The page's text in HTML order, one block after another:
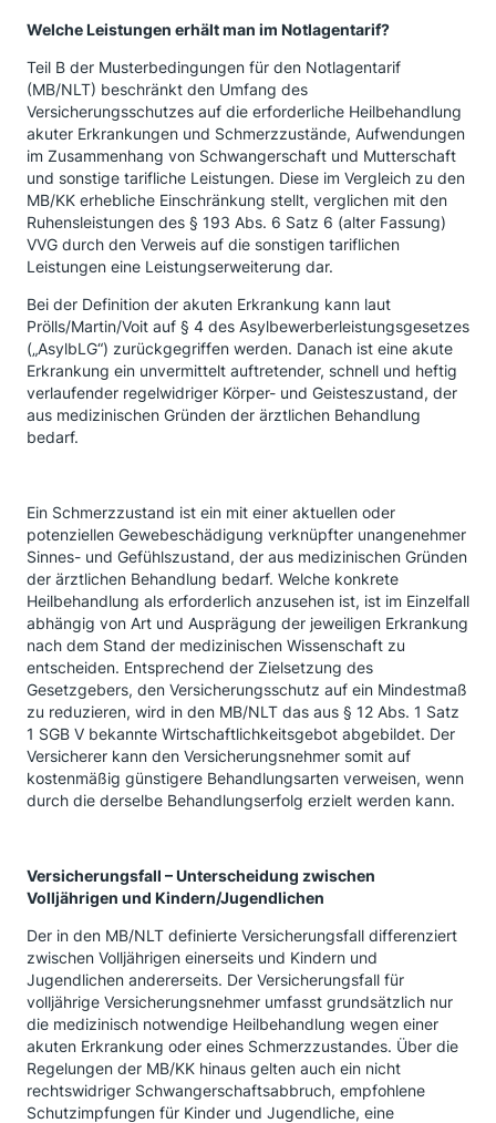
Welche Leistungen erhält man im Notlagentarif?
Teil B der Musterbedingungen für den Notlagentarif
(MB/NLT) beschränkt den Umfang des
Versicherungsschutzes auf die erforderliche Heilbehandlung
akuter Erkrankungen und Schmerzzustände, Aufwendungen
im Zusammenhang von Schwangerschaft und Mutterschaft
und sonstige tarifliche Leistungen. Diese im Vergleich zu den
MB/KK erhebliche Einschränkung stellt, verglichen mit den
Ruhensleistungen des § 193 Abs. 6 Satz 6 (alter Fassung)
VVG durch den Verweis auf die sonstigen tariflichen
Leistungen eine Leistungserweiterung dar.
Bei der Definition der akuten Erkrankung kann laut
Prölls/Martin/Voit auf § 4 des Asylbewerberleistungsgesetzes
(„AsylbLG“) zurückgegriffen werden. Danach ist eine akute
Erkrankung ein unvermittelt auftretender, schnell und heftig
verlaufender regelwidriger Körper- und Geisteszustand, der
aus medizinischen Gründen der ärztlichen Behandlung
bedarf.
Ein Schmerzzustand ist ein mit einer aktuellen oder
potenziellen Gewebeschädigung verknüpfter unangenehmer
Sinnes- und Gefühlszustand, der aus medizinischen Gründen
der ärztlichen Behandlung bedarf. Welche konkrete
Heilbehandlung als erforderlich anzusehen ist, ist im Einzelfall
abhängig von Art und Ausprägung der jeweiligen Erkrankung
nach dem Stand der medizinischen Wissenschaft zu
entscheiden. Entsprechend der Zielsetzung des
Gesetzgebers, den Versicherungsschutz auf ein Mindestmaß
zu reduzieren, wird in den MB/NLT das aus § 12 Abs. 1 Satz
1 SGB V bekannte Wirtschaftlichkeitsgebot abgebildet. Der
Versicherer kann den Versicherungsnehmer somit auf
kostenmäßig günstigere Behandlungsarten verweisen, wenn
durch die derselbe Behandlungserfolg erzielt werden kann.
Versicherungsfall – Unterscheidung zwischen
Volljährigen und Kindern/Jugendlichen
Der in den MB/NLT definierte Versicherungsfall differenziert
zwischen Volljährigen einerseits und Kindern und
Jugendlichen andererseits. Der Versicherungsfall für
volljährige Versicherungsnehmer umfasst grundsätzlich nur
die medizinisch notwendige Heilbehandlung wegen einer
akuten Erkrankung oder eines Schmerzzustandes. Über die
Regelungen der MB/KK hinaus gelten auch ein nicht
rechtswidriger Schwangerschaftsabbruch, empfohlene
Schutzimpfungen für Kinder und Jugendliche, eine